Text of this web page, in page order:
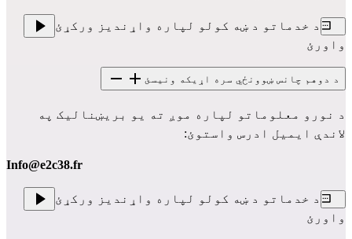
د خدماتو د ښه کولو لپاره واړندیز ورکړئ
واورئ
د دوهم چانس ښوونځي سره اړیکه ونیسئ
لاندې ایمیل ادرس واستوئ:
Info@e2c38.fr
د خدماتو د ښه کولو لپاره واړندیز ورکړئ
واورئ